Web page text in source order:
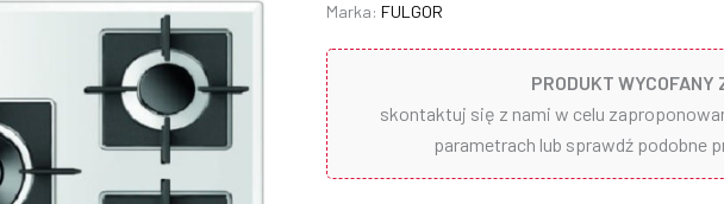
Marka: FULGOR
PRODUKT WYCOFANY
skontaktuj się z nami w celu
parametrach lub sprawdź podobne